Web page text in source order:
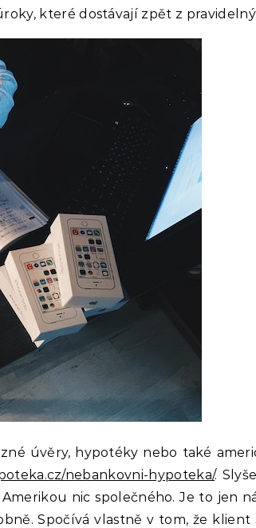
které dostávají zpět z
úvěry, hypotéky nebo také
nebankovni-hypoteka/.
nic společného. Je to jen
Spočívá vlastně v tom, že